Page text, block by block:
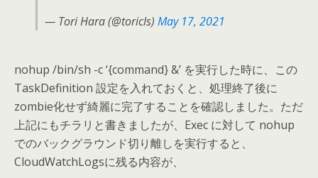
— Tori Hara (@toricls) May 17, 2021
nohup /bin/sh -c ‘{command} &’ を実行した時に、この
TaskDefinition 設定を入れておくと、処理終了後に
zombie化せず綺麗に完了することを確認しました。ただ
上記にもチラリと書きましたが、Exec に対して nohup
でのバックグラウンド切り離しを実行すると、
CloudWatchLogsに残る内容が、